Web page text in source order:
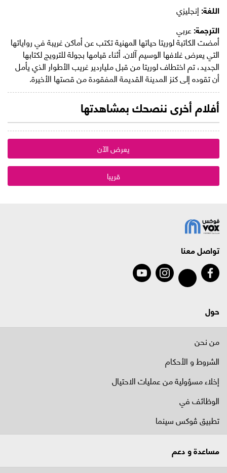
اللغة:إنجليزي
الترجمة:عربي
أمضت الكاتبة لوريتا حياتها المهنية تكتب عن أماكن غريبة في رواياتها
التي يعرض غلافها الوسيم آلان. أثناء قيامها بجولة للترويج لكتابها
الجديد، تم اختطاف لوريتا من قبل ملياردير غريب الأطوار الذي يأمل
أن تقوده إلى كنز المدينة القديمة المفقودة من قصتها الأخيرة.
أفلام أخرى ننصحك بمشاهدتها
يعرض الآن
قريبا
تواصل معنا
حول
من نحن
الشروط و الأحكام
إخلاء مسؤولية من عمليات الاحتيال
الوظائف في
تطبيق ڤوكس سينما
مساعدة و دعم